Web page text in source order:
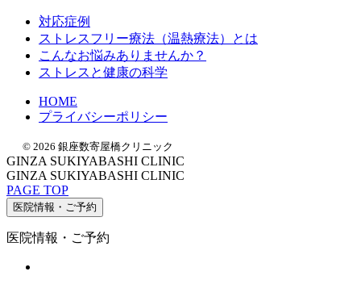
対応症例
ストレスフリー療法（温熱療法）とは
こんなお悩みありませんか？
ストレスと健康の科学
HOME
プライバシーポリシー
© 2026 銀座数寄屋橋クリニック
GINZA SUKIYABASHI CLINIC
GINZA SUKIYABASHI CLINIC
PAGE TOP
医院情報・ご予約
医院情報・ご予約